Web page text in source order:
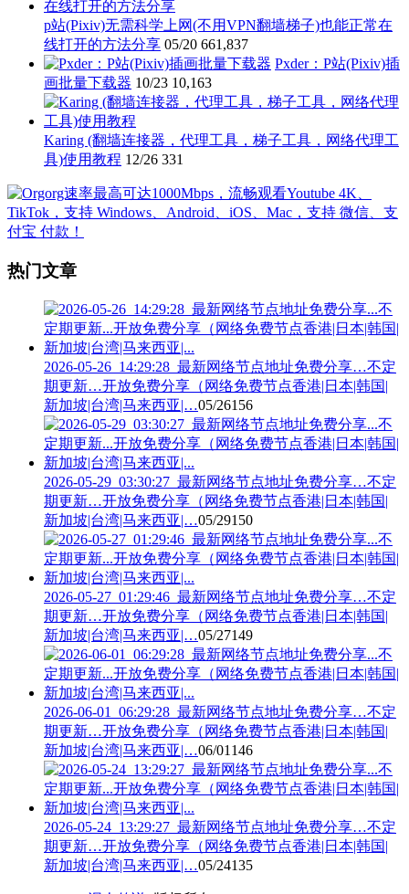
p站(Pixiv)无需科学上网(不用VPN翻墙梯子)也能正常在
线打开的方法分享 05/20 661,837
Pxder：P站(Pixiv)插
画批量下载器 10/23 10,163
Karing (翻墙连接器，代理工具，梯子工具，网络代理工
具)使用教程 12/26 331
热门文章
2026-05-26_14:29:28_最新网络节点地址免费分享…不定
期更新…开放免费分享（网络免费节点香港|日本|韩国|
新加坡|台湾|马来西亚|…05/26156
2026-05-29_03:30:27_最新网络节点地址免费分享…不定
期更新…开放免费分享（网络免费节点香港|日本|韩国|
新加坡|台湾|马来西亚|…05/29150
2026-05-27_01:29:46_最新网络节点地址免费分享…不定
期更新…开放免费分享（网络免费节点香港|日本|韩国|
新加坡|台湾|马来西亚|…05/27149
2026-06-01_06:29:28_最新网络节点地址免费分享…不定
期更新…开放免费分享（网络免费节点香港|日本|韩国|
新加坡|台湾|马来西亚|…06/01 146
2026-05-24_13:29:27_最新网络节点地址免费分享…不定
期更新…开放免费分享（网络免费节点香港|日本|韩国|
新加坡|台湾|马来西亚|…05/24135